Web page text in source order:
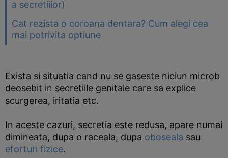
a secretiilor)
Cat rezista o coroana dentara? Cum alegi cea
mai potrivita optiune
Exista si situatia cand nu se gaseste niciun microb
deosebit in secretiile genitale care sa explice
scurgerea, iritatia etc.
In aceste cazuri, secretia este redusa, apare numai
dimineata, dupa o raceala, dupa oboseala sau
eforturi fizice.